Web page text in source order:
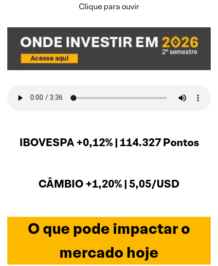
Clique para ouvir
IBOVESPA +0,12% | 114.327 Pontos
CÂMBIO +1,20% | 5,05/USD
O que pode impactar o
mercado hoje